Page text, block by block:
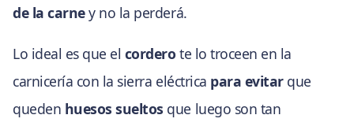
de la carney no la perderá.
Lo ideal es que el cordero te lo troceen en la
carnicería con la sierra eléctrica para evitarque
queden huesos sueltos que luego son tan